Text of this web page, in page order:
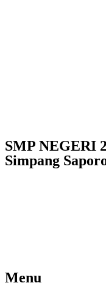
SMP NEGERI
Simpang
Menu